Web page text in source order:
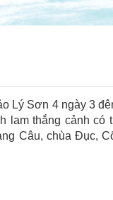
Lý Sơn 4 ngày 3
lam thắng cảnh có
Câu, chùa Đục,